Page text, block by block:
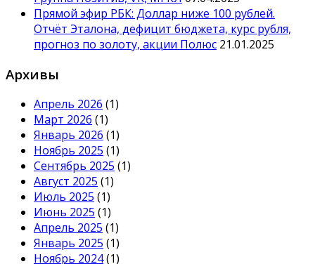
Прямой эфир РБК: Доллар ниже 100 рублей.
Отчёт Эталона, дефицит бюджета, курс рубля,
прогноз по золоту, акции Полюс 21.01.2025
Архивы
Апрель 2026 (1)
Март 2026 (1)
Январь 2026 (1)
Ноябрь 2025 (1)
Сентябрь 2025 (1)
Август 2025 (1)
Июль 2025 (1)
Июнь 2025 (1)
Апрель 2025 (1)
Январь 2025 (1)
Ноябрь 2024(1)